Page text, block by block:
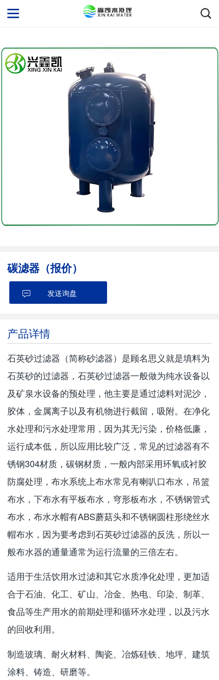
碳滤器（报价）
发送询盘
产品详情
石英砂过滤器（简称砂滤器）是顾名思义就是填料为
石英砂的过滤器，石英砂过滤器一般做为纯水设备以
及矿泉水设备的预处理，他主要是通过滤料对泥沙，
胶体，金属离子以及有机物进行截留，吸附。在净化
水处理和污水处理常用，因为其无污染，价格低廉，
运行成本低，所以应用比较广泛，常见的过滤器有不
锈钢304材质，碳钢材质，一般内部采用环氧或衬胶
防腐处理，布水系统上布水常见有喇叭口布水，吊篮
布水，下布水有平板布水，穹形板布水，不锈钢管式
布水，布水水帽有ABS蘑菇头和不锈钢圆柱形绕丝水
帽布水，因为要考虑到石英砂过滤器的反洗，所以一
般布水器的通量通常为运行流量的三倍左右。
适用于生活饮用水过滤和其它水质净化处理，更加适
合于石油、化工、矿山、冶金、热电、印染、制革、
食品等生产用水的前期处理和循环水处理，以及污水
的回收利用。
制造玻璃、耐火材料、陶瓷、冶炼硅铁、地坪、建筑
涂料、铸造、研磨等。